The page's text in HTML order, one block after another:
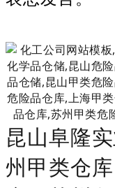
昆山阜隆
州甲类仓